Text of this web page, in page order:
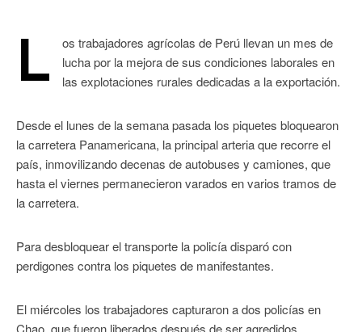
L
os trabajadores agrícolas de Perú llevan un mes de
lucha por la mejora de sus condiciones laborales en
las explotaciones rurales dedicadas a la exportación.
Desde el lunes de la semana pasada los piquetes bloquearon
la carretera Panamericana, la principal arteria que recorre el
país, inmovilizando decenas de autobuses y camiones, que
hasta el viernes permanecieron varados en varios tramos de
la carretera.
Para desbloquear el transporte la policía disparó con
perdigones contra los piquetes de manifestantes.
El miércoles los trabajadores capturaron a dos policías en
Chao, que fueron liberados después de ser agredidos.